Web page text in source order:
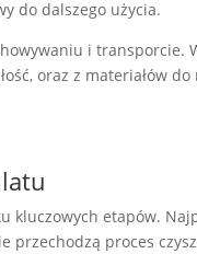
do dalszego użycia.
i transporcie.
oraz z materiałów
kluczowych etapów.
przechodzą proces